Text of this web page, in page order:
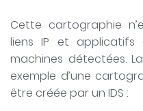
Cette cartographie
liens IP et applicatifs
machines détectées.
exemple d’une
être créée par un IDS :